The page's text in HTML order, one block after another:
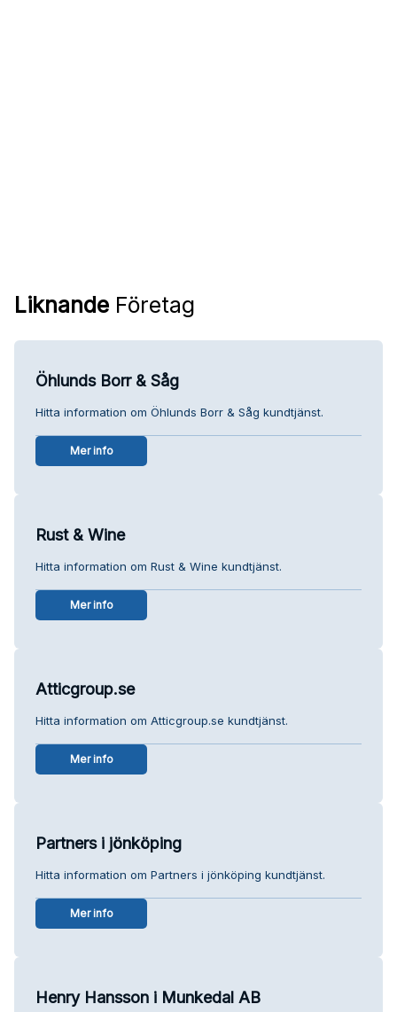
Liknande Företag
Öhlunds Borr & Såg
Hitta information om Öhlunds Borr & Såg kundtjänst.
Mer info
Rust & Wine
Hitta information om Rust & Wine kundtjänst.
Mer info
Atticgroup.se
Hitta information om Atticgroup.se kundtjänst.
Mer info
Partners i jönköping
Hitta information om Partners i jönköping kundtjänst.
Mer info
Henry Hansson i Munkedal AB